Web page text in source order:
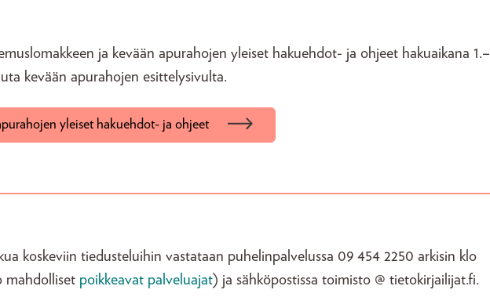
ja kevään apurahojen yleiset hakuehdot- ja ohjeet hakuaikana 1.–
kevään apurahojen esittelysivulta.
yleiset hakuehdot- ja ohjeet
koskeviin tiedusteluihin vastataan puhelinpalvelussa 09 454 2250 arkisin klo
mahdolliset poikkeavat palveluajat) ja sähköpostissa toimisto @ tietokirjailijat.fi.